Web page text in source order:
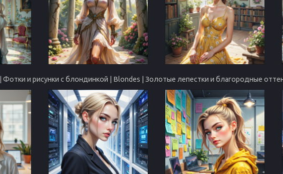
| Фотки и рисунки с блондинкой | Blondes | Золотые лепестки и благородные